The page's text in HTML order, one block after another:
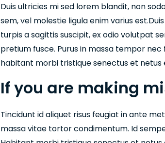
Duis ultricies mi sed lorem blandit, non
sem, vel molestie ligula enim varius
turpis a sagittis suscipit, ex odio volutpat
pretium fusce. Purus in massa tempor
habitant morbi tristique senectus et netus
If you are making
Tincidunt id aliquet risus feugiat in ante
massa vitae tortor condimentum. Id